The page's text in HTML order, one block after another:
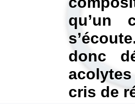
qu’un
donc
cris de